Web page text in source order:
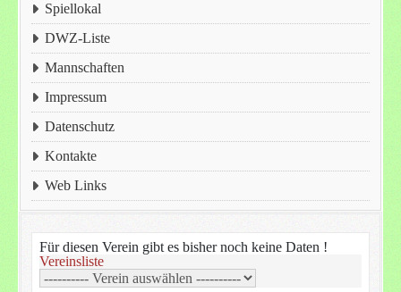
Spiellokal
DWZ-Liste
Mannschaften
Impressum
Datenschutz
Kontakte
Web Links
Für diesen Verein gibt es bisher noch keine Daten !
Vereinsliste